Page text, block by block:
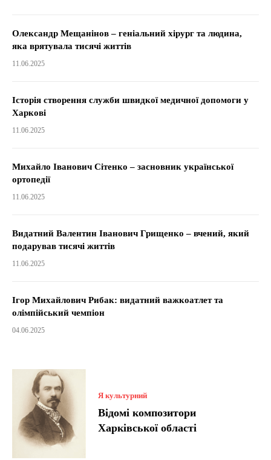
Олександр Мещанінов – геніальний хірург та людина,
яка врятувала тисячі життів
11.06.2025
Історія створення служби швидкої медичної допомоги у
Харкові
11.06.2025
Михайло Іванович Сітенко – засновник української
ортопедії
11.06.2025
Видатний Валентин Іванович Грищенко – вчений, який
подарував тисячі життів
11.06.2025
Ігор Михайлович Рибак: видатний важкоатлет та
олімпійський чемпіон
04.06.2025
Я культурний
Відомі композитори
Харківської області